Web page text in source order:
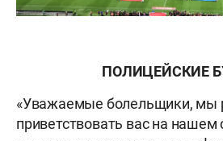
ПОЛИЦЕЙСКИЕ
«Уважаемые болельщики, мы
приветствовать вас на нашем